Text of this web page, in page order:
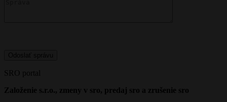
SRO portal
Založenie s.r.o., zmeny v sro, predaj sro a zrušenie sro